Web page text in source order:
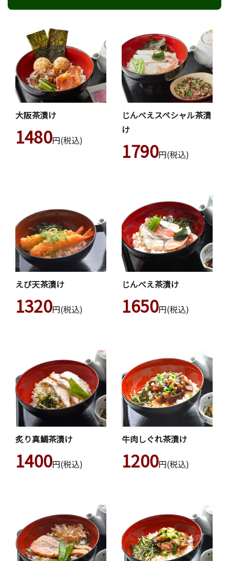
大阪茶漬け
1480円(税込)
じんべえスペシャル茶漬
け
1790円(税込)
えび天茶漬け
1320円(税込)
じんべえ茶漬け
1650円(税込)
炙り真鯛茶漬け
1400円(税込)
牛肉しぐれ茶漬け
1200円(税込)